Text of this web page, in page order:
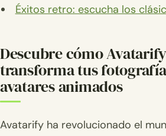
Éxitos retro: escucha los
Descubre cómo Avatarify
transforma tus
avatares animados
Avatarify ha revolucionado el